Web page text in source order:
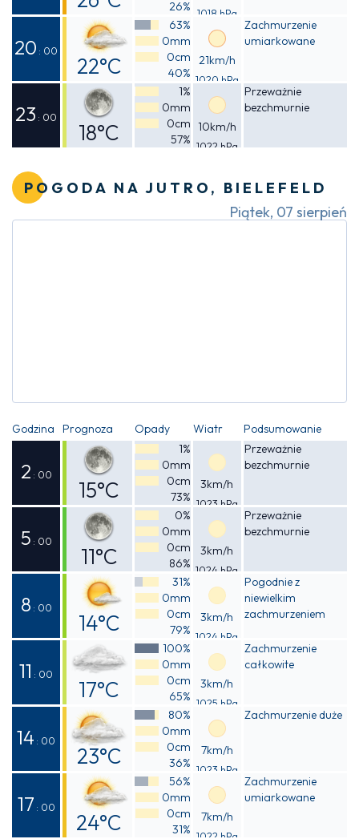
Odczuwalna
25°C
26% 1018 hPa
20 : 00
22°C
Odczuwalna
21°C
63%
0mm
0cm
40%
21km/h
1020 hPa
Zachmurzenie
umiarkowane
23 : 00
18°C
1%
0mm
0cm
57%
10km/h
1022 hPa
Przeważnie
bezchmurnie
POGODA NA JUTRO, BIELEFELD
Piątek, 07 sierpień
Godzina Prognoza Opady Wiatr Podsumowanie
2 : 00
15°C
Odczuwalna
14°C
1%
0mm
0cm
73%
3km/h
1023 hPa
Przeważnie
bezchmurnie
5 : 00
11°C
Odczuwalna
10°C
0%
0mm
0cm
86%
3km/h
1024 hPa
Przeważnie
bezchmurnie
8 : 00
14°C
Odczuwalna
13°C
31%
0mm
0cm
79%
3km/h
1024 hPa
Pogodnie z
niewielkim
zachmurzeniem
11 : 00
17°C
Odczuwalna
16°C
100%
0mm
0cm
65%
3km/h
1025 hPa
Zachmurzenie
całkowite
14 : 00
23°C
Odczuwalna
22°C
80%
0mm
0cm
36%
7km/h
1023 hPa
Zachmurzenie duże
17 : 00
24°C
56%
0mm
0cm
31%
7km/h
1022 hPa
Zachmurzenie
umiarkowane